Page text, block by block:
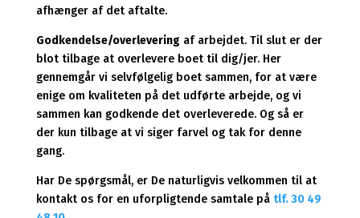
afhænger af det aftalte.
Godkendelse/overlevering af arbejdet. Til slut er der
blot tilbage at overlevere boet til dig/jer. Her
gennemgår vi selvfølgelig boet sammen, for at være
enige om kvaliteten på det udførte arbejde, og vi
sammen kan godkende det overleverede. Og så er
der kun tilbage at vi siger farvel og tak for denne
gang.
Har De spørgsmål, er De naturligvis velkommen til at
kontakt os for en uforpligtende samtale på tlf. 30 49